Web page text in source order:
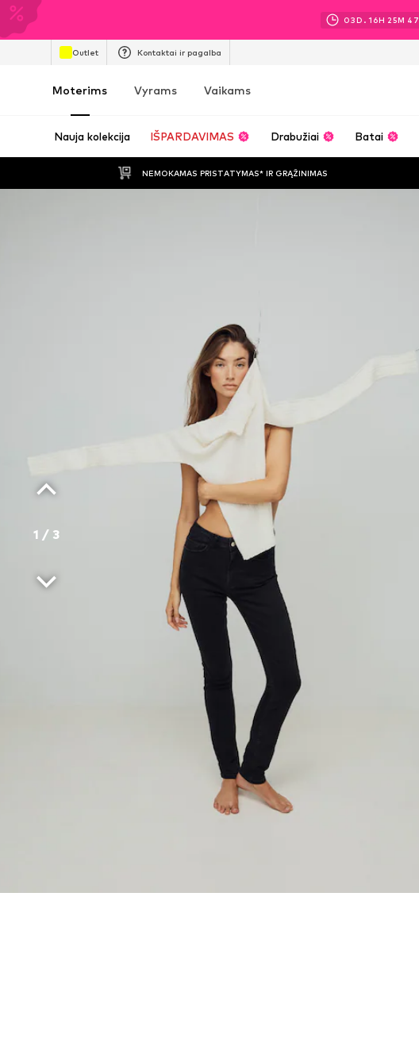
03D. 16H 25M 46
Outlet Kontaktai ir pagalba
Moterims Vyrams Vaikams
Nauja kolekcija IŠPARDAVIMAS Drabužiai Batai
NEMOKAMAS PRISTATYMAS* IR GRĄŽINIMAS
1 / 3